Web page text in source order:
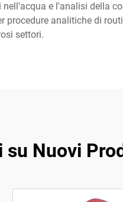
e l'analisi della
analitiche di
settori.
su Nuovi